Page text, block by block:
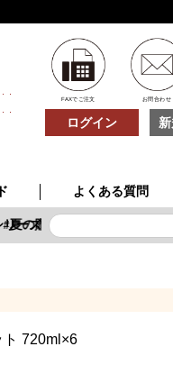
FAXでご注文 お問合わせ
ログイン
よくある質問
夏の贈り物
ーズ
ト 720ml×6